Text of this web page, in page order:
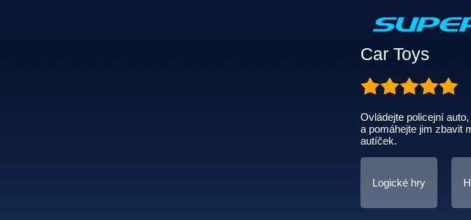
Car Toys
Ovládejte policejní
a pomáhejte jim zbavit
autíček.
Logické hry